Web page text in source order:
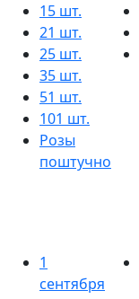
15 шт.
21 шт.
25 шт.
35 шт.
51 шт.
101 шт.
Розы
поштучно
1
сентября